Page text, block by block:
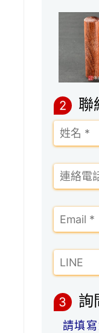
2 聯
3 詢
請填